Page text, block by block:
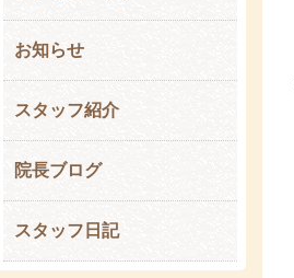
お知らせ
スタッフ紹介
院長ブログ
スタッフ日記